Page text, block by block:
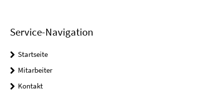
Service-Navigation
Startseite
Mitarbeiter
Kontakt